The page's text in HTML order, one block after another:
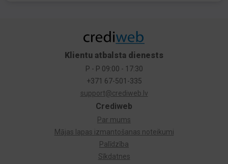
Crediweb
Par mums
Mājas lapas izmantošanas noteikumi
Palīdzība
Sīkdatnes
Klientu atbalsta dienests
P - P 09:00 - 17:30
+371 67-501-335
support@crediweb.lv